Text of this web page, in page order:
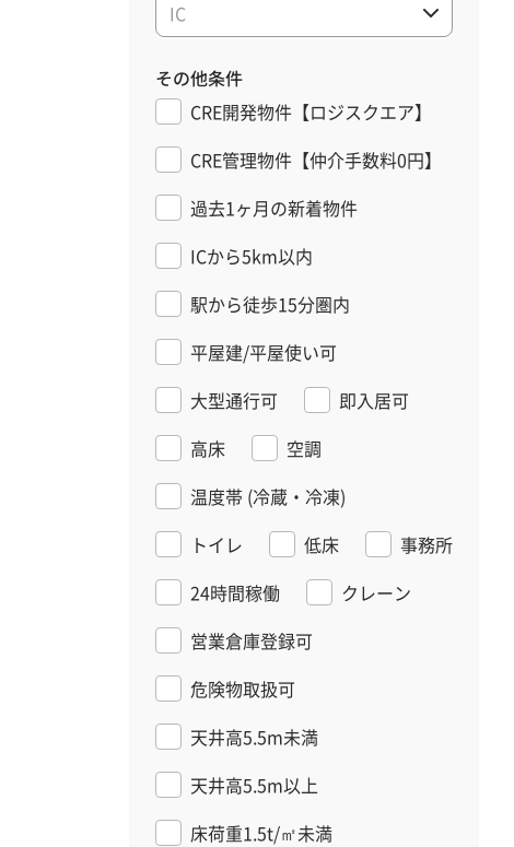
IC
その他条件
CRE開発物件【ロジスクエア】
CRE管理物件【仲介手数料0円】
過去1ヶ月の新着物件
ICから5km以内
駅から徒歩15分圏内
平屋建/平屋使い可
大型通行可
即入居可
高床
空調
温度帯 (冷蔵・冷凍)
トイレ
低床
事務所
24時間稼働
クレーン
営業倉庫登録可
危険物取扱可
天井高5.5m未満
天井高5.5m以上
床荷重1.5t/㎡未満